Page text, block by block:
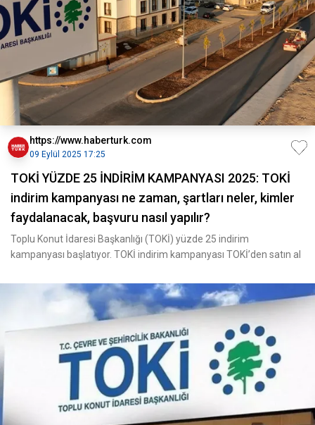
https://www.haberturk.com
09 Eylül 2025 17:25
TOKİ YÜZDE 25 İNDİRİM KAMPANYASI 2025: TOKİ
indirim kampanyası ne zaman, şartları neler, kimler
faydalanacak, başvuru nasıl yapılır?
Toplu Konut İdaresi Başkanlığı (TOKİ) yüzde 25 indirim
kampanyası başlatıyor. TOKİ indirim kampanyası TOKİ’den satın al